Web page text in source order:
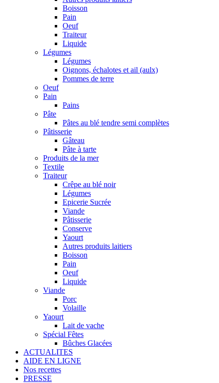
Boisson
Pain
Oeuf
Traiteur
Liquide
Légumes
Légumes
Oignons, échalotes et ail (aulx)
Pommes de terre
Oeuf
Pain
Pains
Pâte
Pâtes au blé tendre semi complètes
Pâtisserie
Gâteau
Pâte à tarte
Produits de la mer
Textile
Traiteur
Crêpe au blé noir
Légumes
Epicerie Sucrée
Viande
Pâtisserie
Conserve
Yaourt
Autres produits laitiers
Boisson
Pain
Oeuf
Liquide
Viande
Porc
Volaille
Yaourt
Lait de vache
Spécial Fêtes
Bûches Glacées
ACTUALITES
AIDE EN LIGNE
Nos recettes
PRESSE